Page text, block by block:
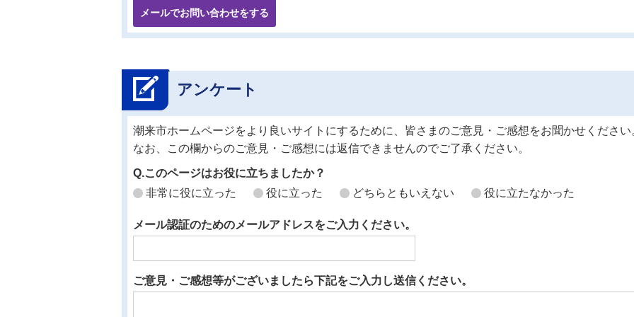
メールでお問い合わせをする
アンケート
潮来市ホームページをより良いサイトにするために、皆さまのご意見・ご感想をお聞かせください
なお、この欄からのご意見・ご感想には返信できませんのでご了承ください。
Q.このページはお役に立ちましたか？
非常に役に立った
役に立った どちらともいえない 役に立たなかった
メール認証のためのメールアドレスをご入力ください。
ご意見・ご感想等がございましたら下記をご入力し送信ください。